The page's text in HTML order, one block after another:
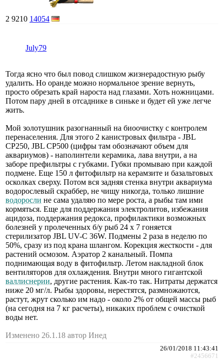
2 9210 14054
July79
Тогда ясно что был повод слишком жизнерадостную рыбу
удалить. Но оранде можно нормальное зрение вернуть,
просто обрезать край нароста над глазами. Хоть ножницами.
Потом пару дней в отсаднике в синьке и будет ей уже легче
жить.
Мой золотушник разогнанный на биоочистку с контролем
перенаселения. Для этого 2 канистровых фильтра - JBL
CP250, JBL CP500 (цифры там обозначают объем для
аквариумов) - наполинтели керамика, лава внутри, а на
заборе префильтры с губками. Губки промываю при каждой
подмене. Еще 150 л фитофильтр на керамзите и базальтовых
осколках сверху. Потом вся задняя стенка внутри аквариума
водорослевый скраббер, не чищу никогда, только лишние
водоросли не сама удаляю по мере роста, а рыбы там ими
кормяться. Еще для поддержания электролитов, избежания
ацидоза, поддержания редокса, профилактики возможных
болезней у пролеченных б/у рыб 24 х 7 гоняется
стерилизатор JBL UV-C 36W. Подмены 2 раза в неделю по
50%, сразу из под крана шлангом. Корекция жесткости - для
растений осмозом. Аэратор 2 канальный. Помпа
поднимающая воду в фитофильтр. Летом накладной блок
вентиляторов для охлаждения. Внутри много гигантской
валлиснерии, другие растения. Как-то так. Нитраты держатся
ниже 20 мг/л. Рыбы здоровы, нерестятся, размножаются,
растут, жрут сколько им надо - около 2% от общей массы рыб
(на сегодня на 7 кг расчеты), никаких проблем с очисткой
воды нет.
Изменено 26.1.18 автор Инед
26/01/2018 11:43:41
#2456671